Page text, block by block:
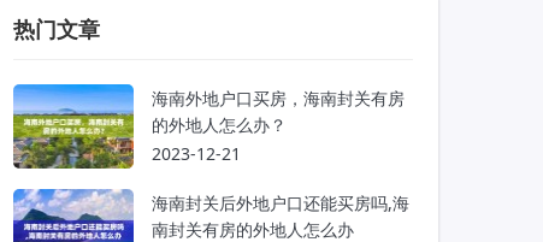
热门文章
海南外地户口买房，海南封关有房
的外地人怎么办？
2023-12-21
海南封关后外地户口还能买房吗,海
南封关有房的外地人怎么办